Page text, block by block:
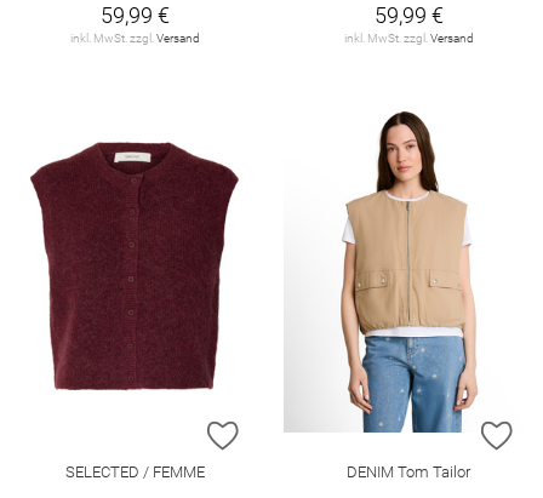
59,99 €
inkl. MwSt. zzgl. Versand
59,99 €
inkl. MwSt. zzgl. Versand
ZUR WUNSCHLISTE HINZUFÜGEN
SELECTED / FEMME DENIM Tom Tailor